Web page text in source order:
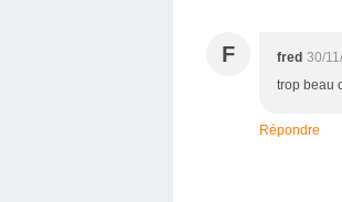
F fred 30/
trop beau
Répondre